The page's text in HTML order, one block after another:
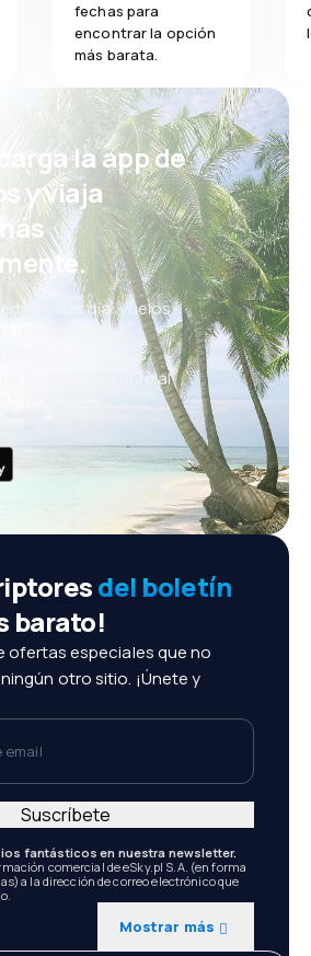
fechas para
encontrar la opción
más barata.
la app de
y viaja
cada día: vuelos,
escapadas
de reservas
importa, siempre al
del boletín
barato!
ofertas especiales que no
otro sitio. ¡Únete y
fantásticos en nuestra newsletter.
comercial de eSky.pl S.A. (en forma
a la dirección de correo electrónico que
Mostrar más
Suscríbete